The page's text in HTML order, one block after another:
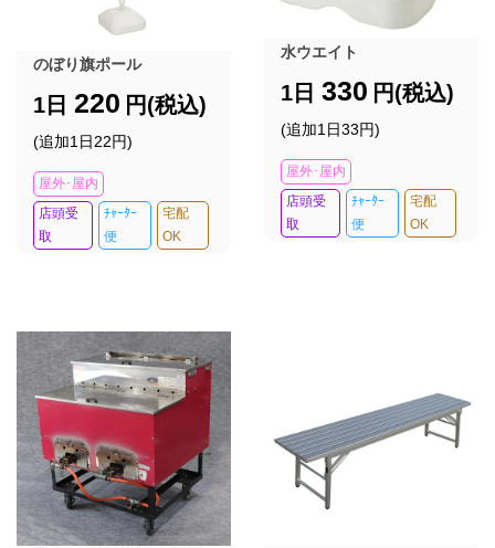
のぼり旗ポール
1日 220 円(税込)
(追加1日22円)
屋外･屋内
店頭受
取
ﾁｬｰﾀｰ
便
宅配
OK
水ウエイト
1日 330 円(税込)
(追加1日33円)
屋外･屋内
店頭受
取
ﾁｬｰﾀｰ
便
宅配
OK